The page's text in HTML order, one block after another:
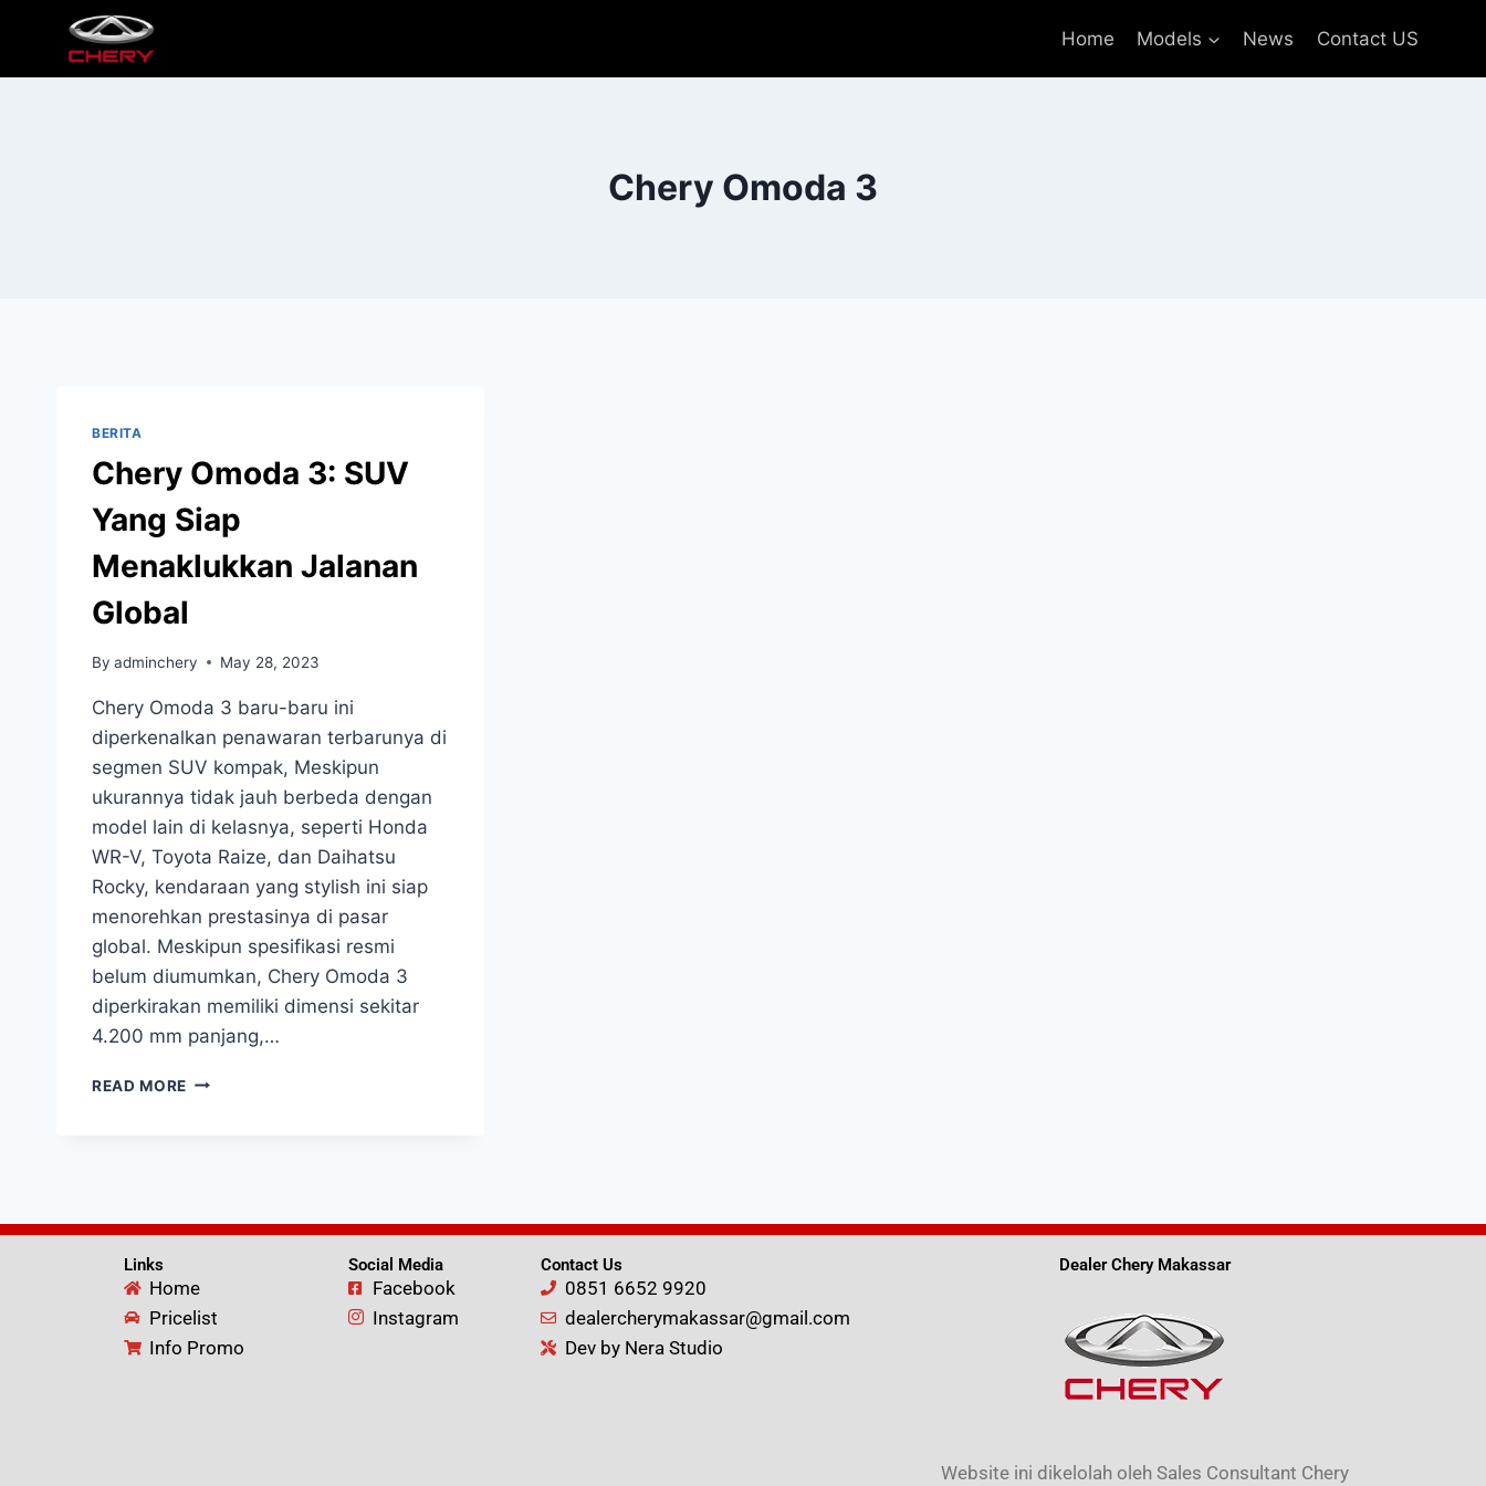
Home Models News Contact US
Chery Omoda 3
BERITA
Chery Omoda 3: SUV
Yang Siap
Menaklukkan Jalanan
Global
By adminchery May 28, 2023
Chery Omoda 3 baru-baru ini
diperkenalkan penawaran terbarunya di
segmen SUV kompak, Meskipun
ukurannya tidak jauh berbeda dengan
model lain di kelasnya, seperti Honda
WR-V, Toyota Raize, dan Daihatsu
Rocky, kendaraan yang stylish ini siap
menorehkan prestasinya di pasar
global. Meskipun spesifikasi resmi
belum diumumkan, Chery Omoda 3
diperkirakan memiliki dimensi sekitar
4.200 mm panjang,…
READ MORE
Links
Home
Pricelist
Info Promo
Social Media
Facebook
Instagram
Contact Us
0851 6652 9920
dealercherymakassar@gmail.com
Dev by Nera Studio
Dealer Chery Makassar
Website ini dikelolah oleh Sales Consultant Chery